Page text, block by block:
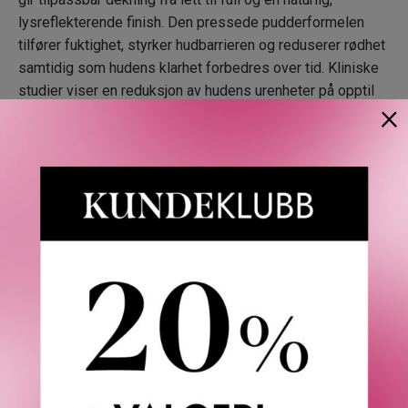
Neutral Tan 21
Warm Tan 22
Medium Dark 23
Warm Dark 26
Warm Deep 27
Neutral Deep 29
Deepest Deep 30
lysreflekterende finish. Den pressede pudderformelen
tilfører fuktighet, styrker hudbarrieren og reduserer rødhet
samtidig som hudens klarhet forbedres over tid. Kliniske
studier viser en reduksjon av hudens urenheter på opptil
· Formulert med kun nødvendige og minimale ingredienser.
· Pustende, fuktighetsgivende formel* for sunnere hud –
selv etter at du har fjernet sminken.
umiddelbart og over tid.*
Kliniske resultater*:
· Tilfører fuktighet og styrker hudens barrierefunksjon fra
· 12 timers holdbarhet med umiddelbar reduksjon av
×